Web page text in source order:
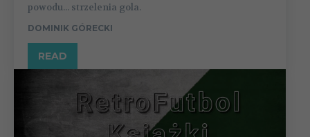
powodu... strzelenia gola.
DOMINIK GÓRECKI
READ